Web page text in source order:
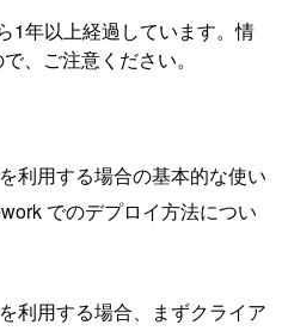
1年以上経過しています。情
、ご注意ください。
利用する場合の基本的な使い
でのデプロイ方法につい
利用する場合、まずクライア